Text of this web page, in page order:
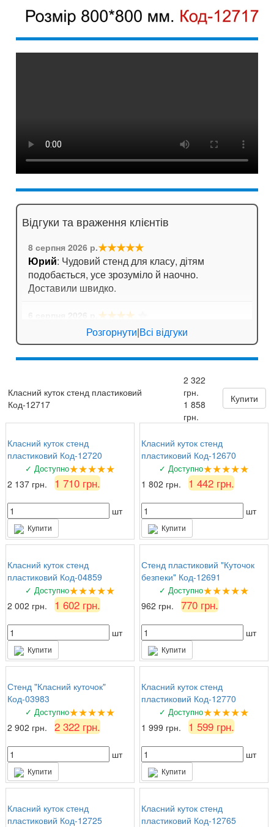
Відгуки та враження клієнтів
8 серпня 2026 р.★★★★★
Юрий: Чудовий стенд для класу, дітям
подобається, усе зрозуміло й наочно.
Доставили швидко.
★★★★
: Стенд для кабінету хімії дуже яскравий,
вчителі задоволені!
: Замовляли
комплект стендів з техніки безпеки. Все на
найвищому рівні, вчителі та учні задоволені!
Розгорнути|Всі відгуки
Класний куток стенд пластиковий
Код-12717
2 322
грн.
1 858
грн.
Купити
Класний куток стенд
пластиковий Код-12720
✓ Доступно★★★★★
2 137 грн. 1 710 грн.
шт
Купити
Класний куток стенд
пластиковий Код-12670
✓ Доступно★★★★★
1 802 грн. 1 442 грн.
шт
Купити
Класний куток стенд
пластиковий Код-04859
✓ Доступно★★★★★
2 002 грн. 1 602 грн.
шт
Купити
Стенд пластиковий "Куточок
безпеки" Код-12691
✓ Доступно★★★★★
962 грн. 770 грн.
шт
Купити
Стенд "Класний куточок"
Код-03983
✓ Доступно★★★★★
2 902 грн. 2 322 грн.
шт
Купити
Класний куток стенд
пластиковий Код-12770
✓ Доступно★★★★★
1 999 грн. 1 599 грн.
шт
Купити
Класний куток стенд
пластиковий Код-12725
Класний куток стенд
пластиковий Код-12765